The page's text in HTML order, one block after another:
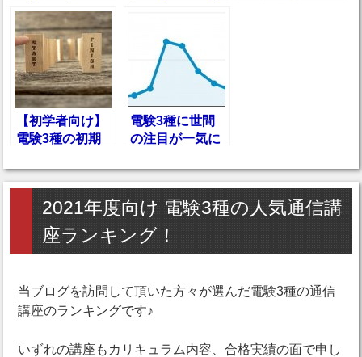
講座／通信講座
のどれがベス
ト？
【初学者向け】
電験3種の初期
は”急がば回
れ”で臨むべし！
電験3種に世間
の注目が一気に
目でわかるグラ
フを大公開！
2021年度向け 電験3種の人気通信講
座ランキング！
当ブログを訪問して頂いた方々が選んだ電験3種の通信
講座のランキングです♪
いずれの講座もカリキュラム内容、合格実績の面で申し